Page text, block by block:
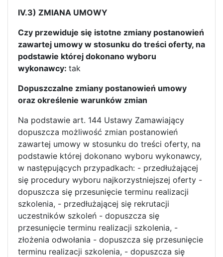
IV.3) ZMIANA UMOWY
Czy przewiduje się istotne zmiany postanowień
zawartej umowy w stosunku do treści oferty, na
podstawie której dokonano wyboru
wykonawcy: tak
Dopuszczalne zmiany postanowień umowy
oraz określenie warunków zmian
Na podstawie art. 144 Ustawy Zamawiający
dopuszcza możliwość zmian postanowień
zawartej umowy w stosunku do treści oferty, na
podstawie której dokonano wyboru wykonawcy,
w następujących przypadkach: - przedłużającej
się procedury wyboru najkorzystniejszej oferty -
dopuszcza się przesunięcie terminu realizacji
szkolenia, - przedłużającej się rekrutacji
uczestników szkoleń - dopuszcza się
przesunięcie terminu realizacji szkolenia, -
złożenia odwołania - dopuszcza się przesunięcie
terminu realizacji szkolenia, - dopuszcza się